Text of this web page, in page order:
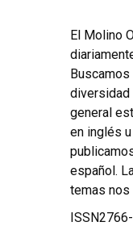
El Molino
diversidad
general
en inglés
español.
temas nos